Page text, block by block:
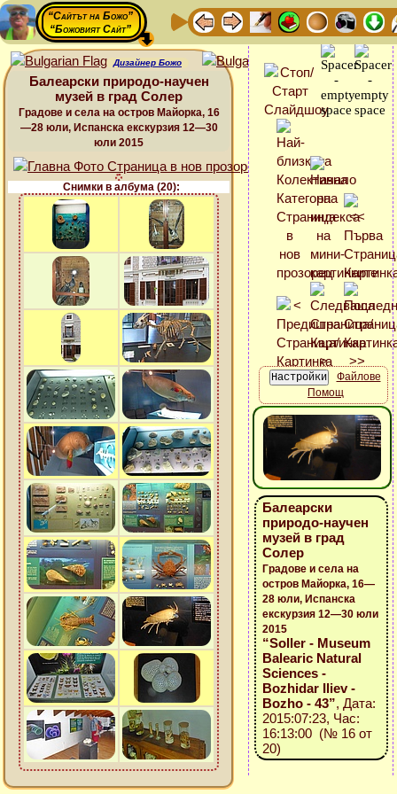
“Сайтът на Божо”
“Божовият Сайт”
Дизайнер Божо
Балеарски природо-научен
музей в град Солер
Градове и села на остров Майорка, 16
—28 юли, Испанска екскурзия 12—30
юли 2015
Снимки в албума (20):
Файлове
Помощ
Балеарски
природо-научен
музей в град
Солер
Градове и села на
остров Майорка, 16—
28 юли, Испанска
екскурзия 12—30 юли
2015
“Soller - Museum
Balearic Natural
Sciences -
Bozhidar Iliev -
Bozho - 43”, Дата:
2015:07:23, Час:
16:13:00 (№ 16 от
20)